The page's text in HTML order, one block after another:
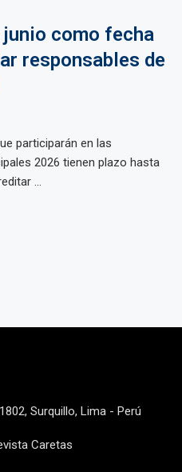
como fecha
responsables de
participarán en las
2026 tienen plazo hasta
...
Surquillo, Lima - Perú
Caretas